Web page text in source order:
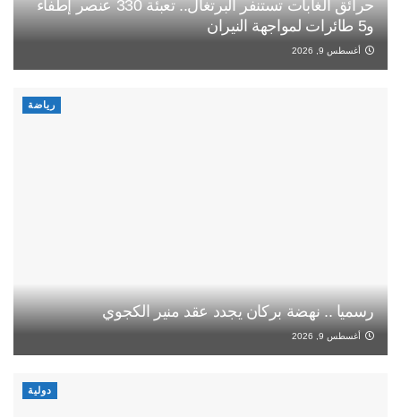
حرائق الغابات تستنفر البرتغال.. تعبئة 330 عنصر إطفاء
و5 طائرات لمواجهة النيران
أغسطس 9, 2026
رياضة
رسميا .. نهضة بركان يجدد عقد منير الكجوي
أغسطس 9, 2026
دولية